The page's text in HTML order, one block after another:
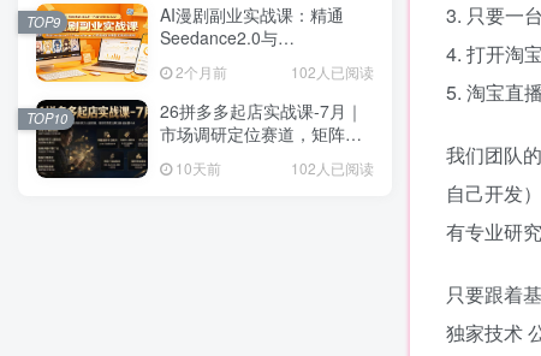
3. 只要一
4. 打开淘
5. 淘宝直
我们团队
自己开发）
有专业研
只要跟着
独家技术
AI漫剧副业实战课：精通
Seedance2.0与
款实现涨粉变现
2个月前 102人已阅读
TOP9
26拼多多起店实战课-7月｜
市场调研定位赛道，矩阵秒
法解决新品起量卡点
10天前 102人已阅读
TOP10